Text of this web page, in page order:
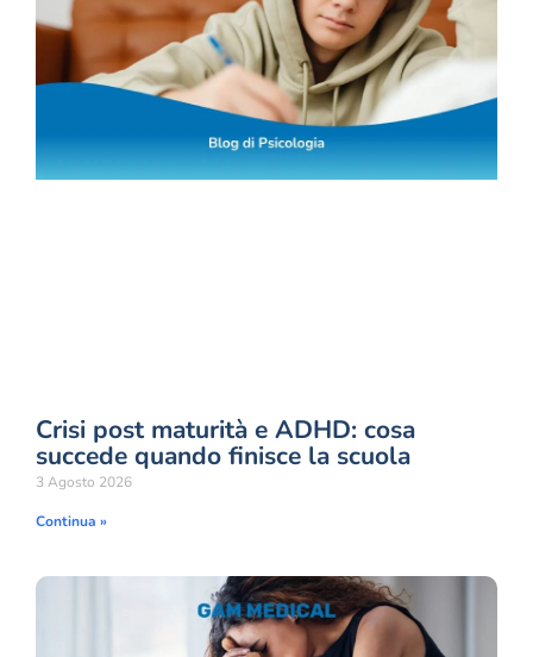
Crisi post maturità e ADHD: cosa
succede quando finisce la scuola
3 Agosto 2026
Continua »